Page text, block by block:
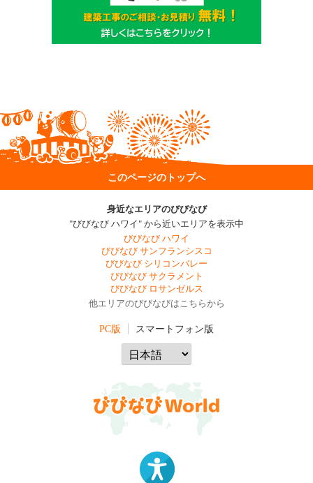
このページのトップへ
身近なエリアのびびなび
"びびなび ハワイ" から近いエリアを表示中
びびなび ハワイ
びびなび サンフランシスコ
びびなび シリコンバレー
びびなび サクラメント
びびなび ロサンゼルス
他エリアのびびなびはこちらから
PC版 スマートフォン版